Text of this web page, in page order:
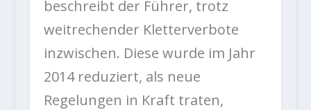
beschreibt der Führer, trotz
weitrechender Kletterverbote
inzwischen. Diese wurde im Jahr
2014 reduziert, als neue
Regelungen in Kraft traten,